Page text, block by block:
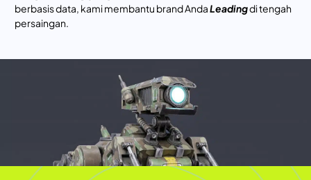
berbasis data, kami membantu brand AndaLeadingdi tengah
persaingan.